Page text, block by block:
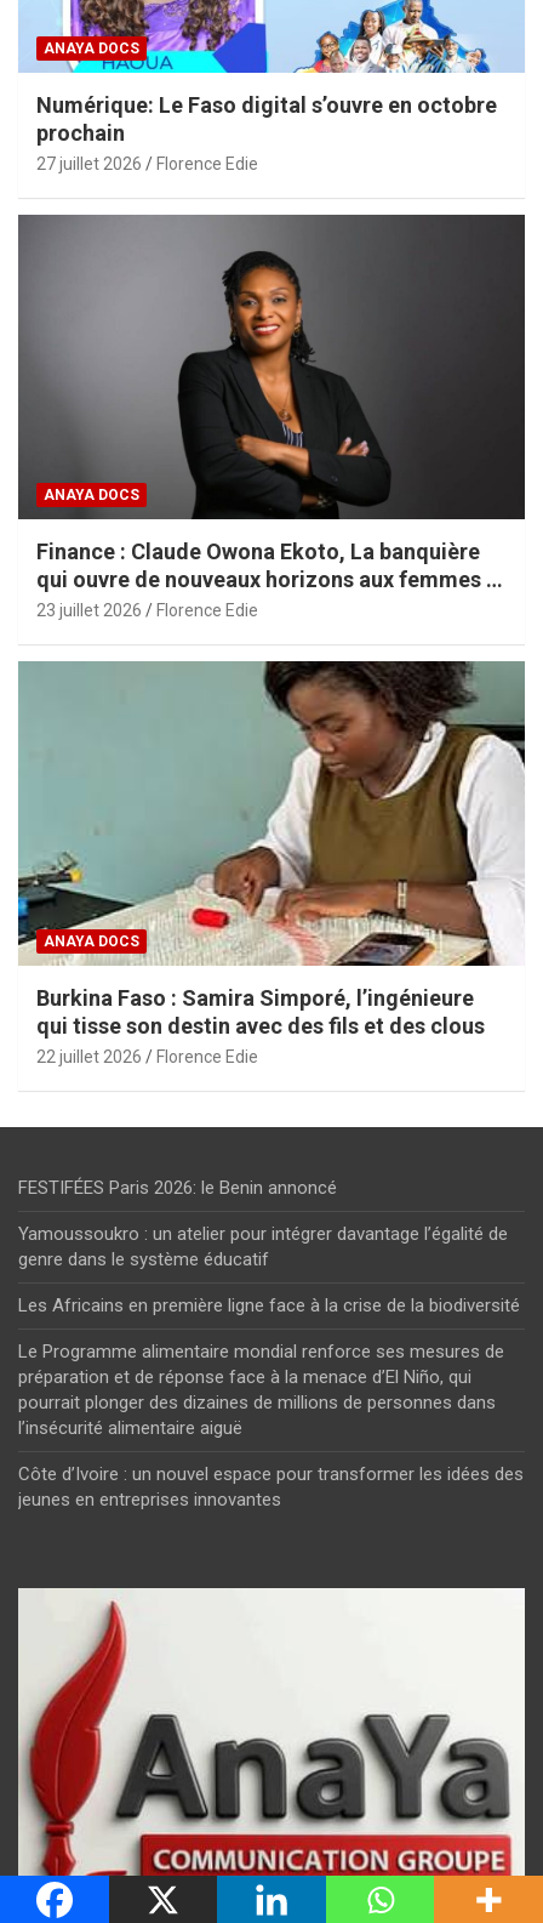
ANAYA DOCS
Numérique: Le Faso digital s’ouvre en octobre
prochain
27 juillet 2026 Florence Edie
ANAYA DOCS
Finance : Claude Owona Ekoto, La banquière
qui ouvre de nouveaux horizons aux femmes et
aux PME africaines
23 juillet 2026 Florence Edie
ANAYA DOCS
Burkina Faso : Samira Simporé, l’ingénieure
qui tisse son destin avec des fils et des clous
22 juillet 2026 Florence Edie
FESTIFÉES Paris 2026: le Benin annoncé
Yamoussoukro : un atelier pour intégrer davantage l’égalité de
genre dans le système éducatif
Les Africains en première ligne face à la crise de la biodiversité
Le Programme alimentaire mondial renforce ses mesures de
préparation et de réponse face à la menace d’El Niño, qui
pourrait plonger des dizaines de millions de personnes dans
l’insécurité alimentaire aiguë
Côte d’Ivoire : un nouvel espace pour transformer les idées des
jeunes en entreprises innovantes